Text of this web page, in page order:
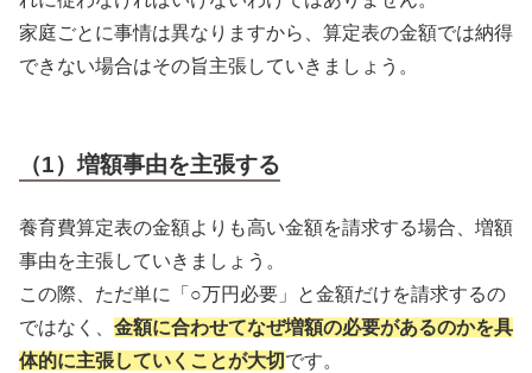
家庭ごとに事情は異なりますから、算定表の金額では納得
できない場合はその旨主張していきましょう。
（1）増額事由を主張する
養育費算定表の金額よりも高い金額を請求する場合、増額
事由を主張していきましょう。
この際、ただ単に「○万円必要」と金額だけを請求するの
ではなく、 金額に合わせてなぜ増額の必要があるのかを具
体的に主張していくことが大切 です。